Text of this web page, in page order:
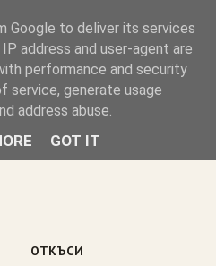
откъси, нови книги
· пон–пет 10:00–19:00 ·
ОТКЪСИ
Google to deliver its services
address and user-agent are
performance and security
service, generate usage
address abuse.
GOT IT